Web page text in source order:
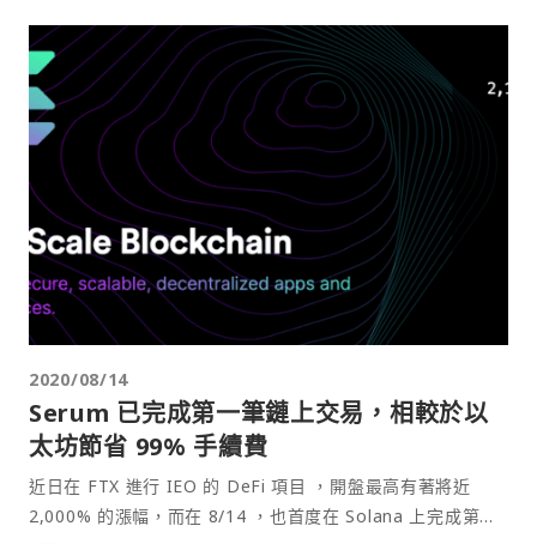
2020/08/14
Serum 已完成第一筆鏈上交易，相較於以
太坊節省 99% 手續費
近日在 FTX 進行 IEO 的 DeFi 項目 ，開盤最高有著將近
2,000% 的漲幅，而在 8/14 ，也首度在 Solana 上完成第一